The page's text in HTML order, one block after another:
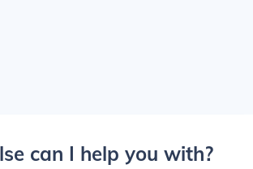
can I help you with?